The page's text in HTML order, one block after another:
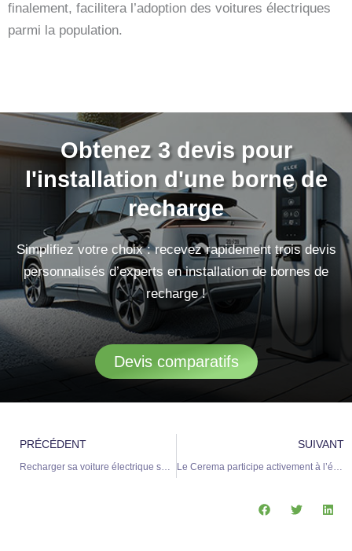
finalement, facilitera l’adoption des voitures électriques
parmi la population.
Obtenez 3 devis pour
l'installation d'une borne de
recharge
Simplifiez votre choix : recevez rapidement trois devis
personnalisés d’experts en installation de bornes de
recharge !
Devis comparatifs
Précédent
PRÉCÉDENT
Recharger sa voiture électrique sur une borne publique : vigilance face aux risques de piratage des données !
SUIVANT
Le Cerema participe activement à l’élaboration et à l’évaluation du plan d’installation des bornes de recharge pour voitures électriques en Ille-et-Vilaine.